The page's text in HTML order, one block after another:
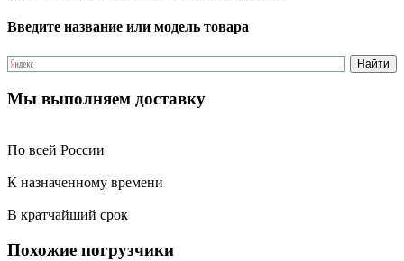
Введите название или модель товара
Мы выполняем доставку
По всей России
К назначенному времени
В кратчайший срок
Похожие погрузчики